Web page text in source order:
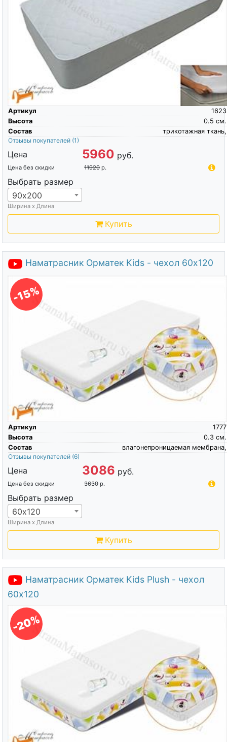
Артикул
1623
Высота
см.
0.5
Состав
трикотажная ткань,
Отзывы покупателей (1)
Цена 5960 руб.
Цена без скидки 11920 р.
Выбрать размер
90х200
Ширина х Длина
Купить
Наматрасник Орматек Kids - чехол 60х120
-15%
Артикул
1777
Высота
см.
0.3
Состав
влагонепроницаемая мембрана,
Отзывы покупателей (6)
Цена 3086 руб.
Цена без скидки 3630 р.
Выбрать размер
60х120
Ширина х Длина
Купить
Наматрасник Орматек Kids Plush - чехол
60х120
-20%